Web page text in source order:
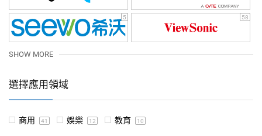
5 58
SHOW MORE
選擇應用領域
商用 41 娛樂 12 教育 10